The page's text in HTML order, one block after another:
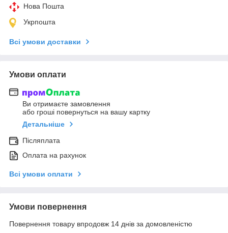
Нова Пошта
Укрпошта
Всі умови доставки
Умови оплати
Ви отримаєте замовлення
або гроші повернуться на вашу картку
Детальніше
Післяплата
Оплата на рахунок
Всі умови оплати
Умови повернення
Повернення товару впродовж 14 днів за домовленістю